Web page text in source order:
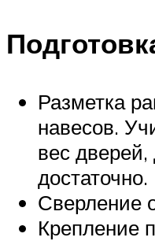
Разметка
навесов.
вес дверей,
достаточно.
Сверление
Крепление